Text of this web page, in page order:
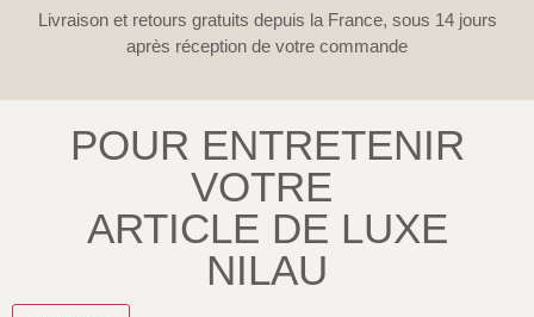
Livraison et retours gratuits depuis la France, sous 14 jours
après réception de votre commande
POUR ENTRETENIR
VOTRE
ARTICLE DE LUXE
NILAU